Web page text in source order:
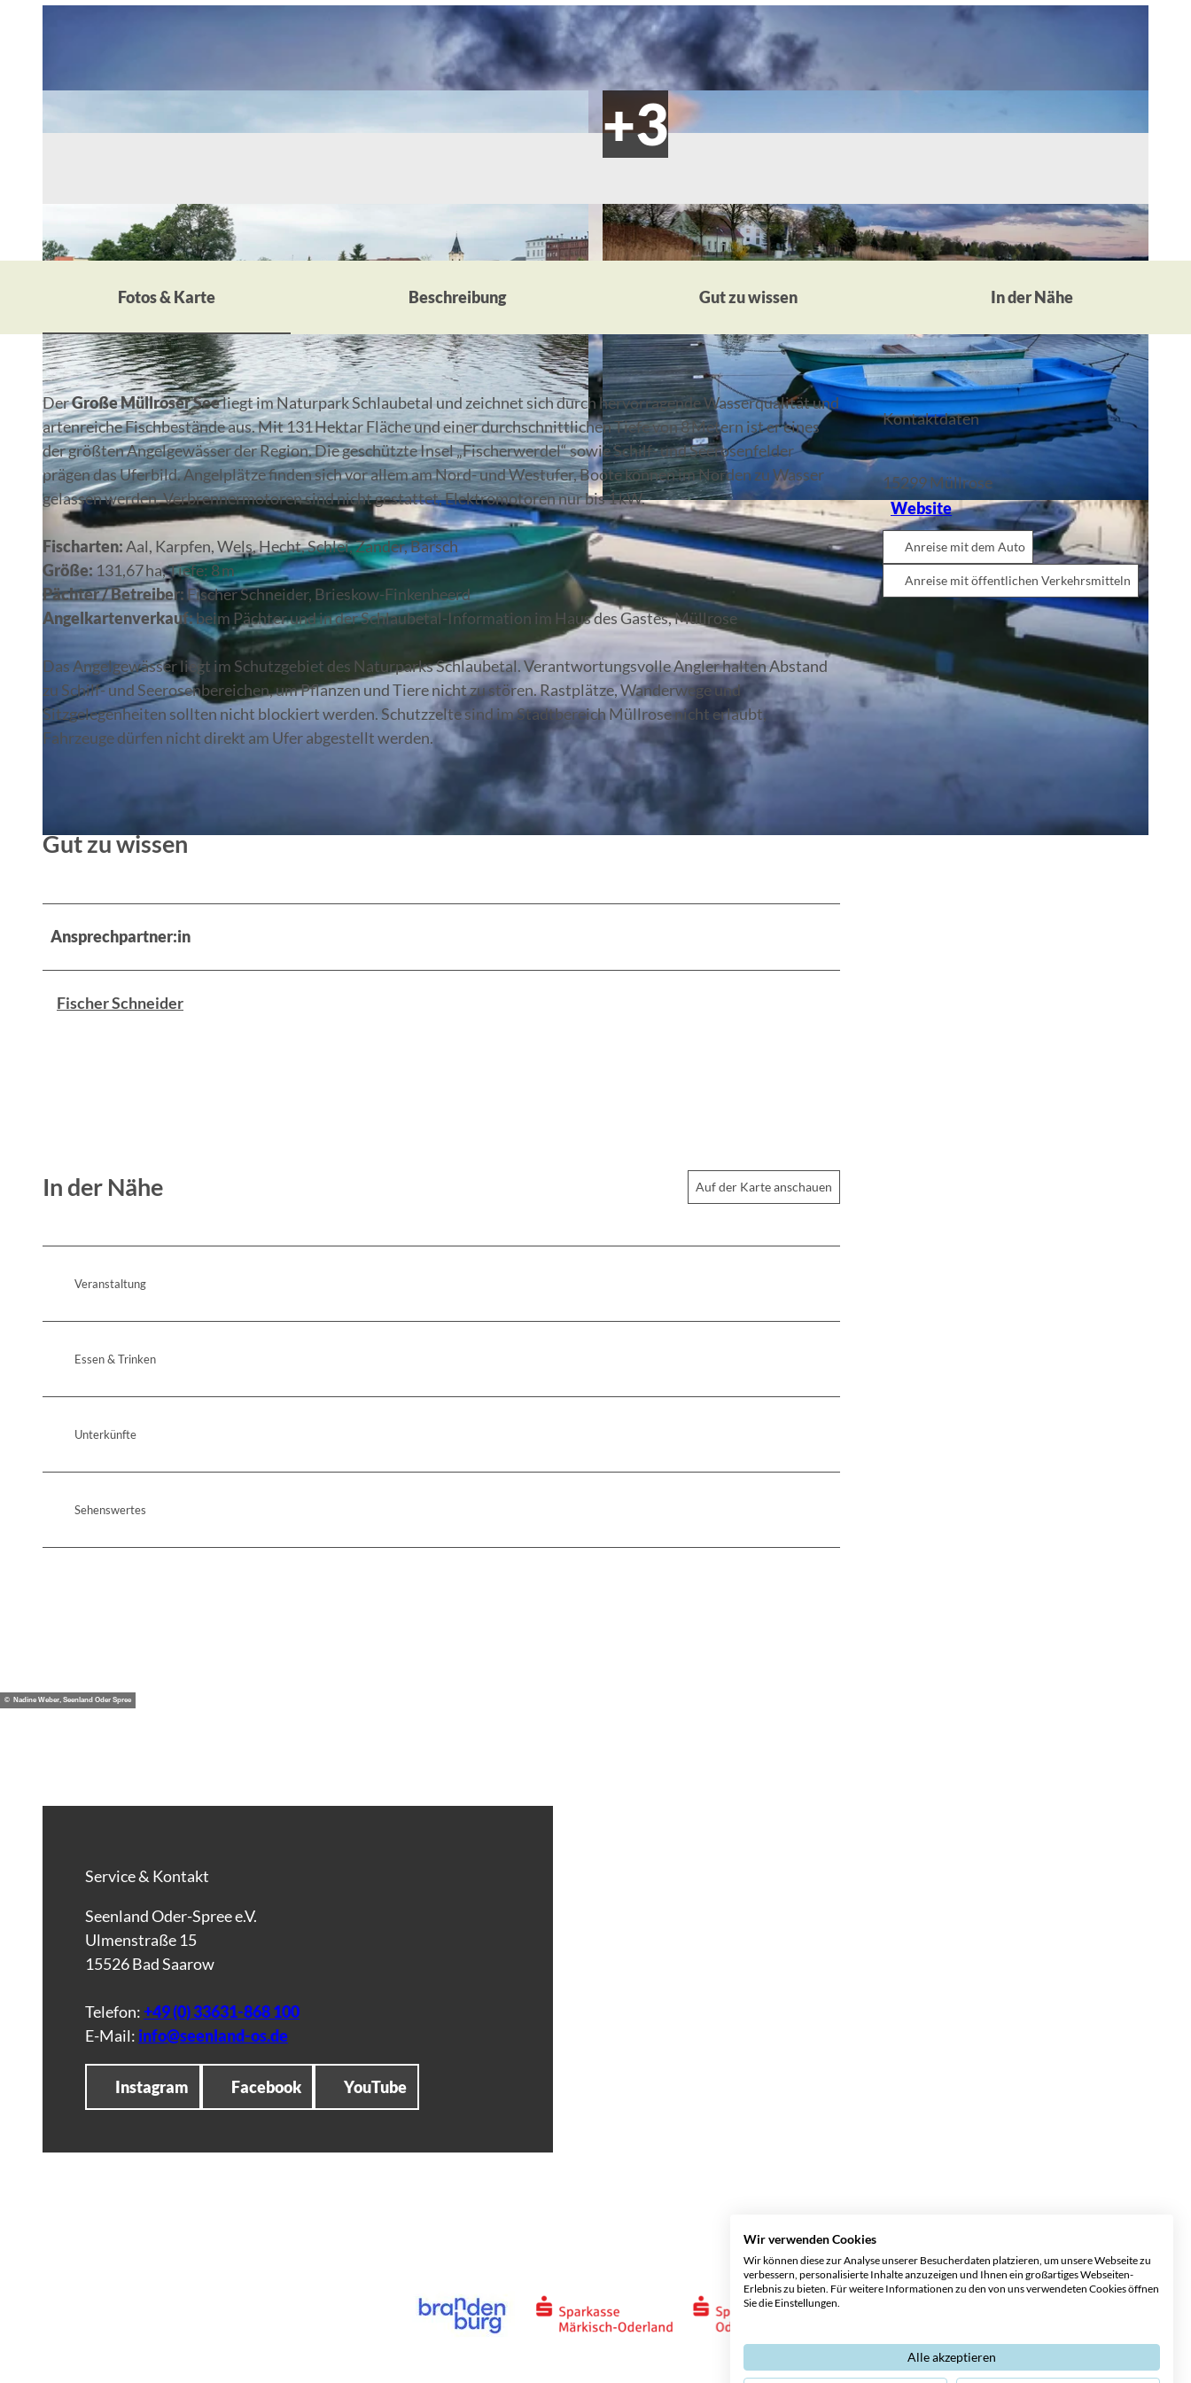
© Angelika Laslo, Lizenz: Seenland Oder-Spree
© Steffen Lehmann , Lizenz: TMB-Fotoarchiv © Angelika Laslo, Lizenz: Seenland Oder-Spree
Fotos & Karte Beschreibung Gut zu wissen In der Nähe
DerGroße Müllroser Seeliegt im Naturpark Schlaubetal und zeichnet sich durch hervorragende Wasserqualität und
artenreiche Fischbestände aus. Mit 131 Hektar Fläche und einer durchschnittlichen Tiefe von 8 Metern ist er eines
der größten Angelgewässer der Region. Die geschützte Insel „Fischerwerdel“ sowie Schilf- und Seerosenfelder
prägen das Uferbild. Angelplätze finden sich vor allem am Nord- und Westufer, Boote können im Norden zu Wasser
gelassen werden. Verbrennermotoren sind nicht gestattet, Elektromotoren nur bis 1 kW.
Fischarten:Aal, Karpfen, Wels, Hecht, Schlei, Zander, Barsch
Größe: 131,67 ha, Tiefe: 8 m
Pächter / Betreiber:Fischer Schneider, Brieskow-Finkenheerd
Angelkartenverkauf:beim Pächter und in der Schlaubetal-Information im Haus des Gastes, Müllrose
Das Angelgewässer liegt im Schutzgebiet des Naturparks Schlaubetal. Verantwortungsvolle Angler halten Abstand
zu Schilf- und Seerosenbereichen, um Pflanzen und Tiere nicht zu stören. Rastplätze, Wanderwege und
Sitzgelegenheiten sollten nicht blockiert werden. Schutzzelte sind im Stadtbereich Müllrose nicht erlaubt,
Fahrzeuge dürfen nicht direkt am Ufer abgestellt werden.
Gut zu wissen
Ansprechpartner:in
Fischer Schneider
In der Nähe Auf der Karte anschauen
Veranstaltung
Essen & Trinken
Unterkünfte
Sehenswertes
Kontaktdaten
15299Müllrose
Website
Anreise mit dem Auto
Anreise mit öffentlichen Verkehrsmitteln
© Nadine Weber, Seenland Oder Spree
Service & Kontakt
Seenland Oder-Spree e.V.
Ulmenstraße 15
15526 Bad Saarow
Telefon:+49 (0) 33631-868 100
E-Mail: info@seenland-os.de
Instagram Facebook YouTube
Wir verwenden Cookies
Wir können diese zur Analyse unserer Besucherdaten platzieren, um unsere Webseite zu
verbessern, personalisierte Inhalte anzuzeigen und Ihnen ein großartiges Webseiten-
Erlebnis zu bieten. Für weitere Informationen zu den von uns verwendeten Cookies öffnen
Sie die Einstellungen.
Alle akzeptieren